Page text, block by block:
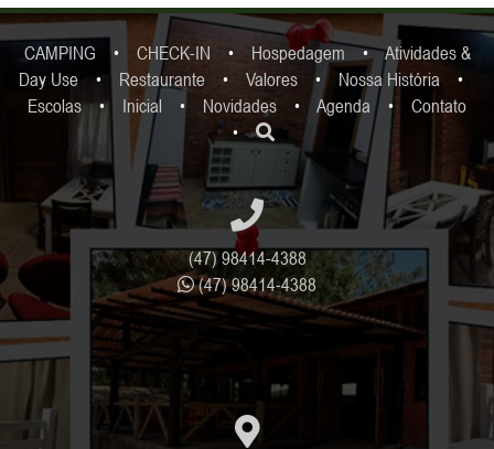
CAMPING • CHECK-IN • Hospedagem•Atividades &
Day Use• Restaurante• Valores• Nossa História •
Escolas• Inicial • Novidades • Agenda • Contato
•
(47) 98414-4388
(47) 98414-4388